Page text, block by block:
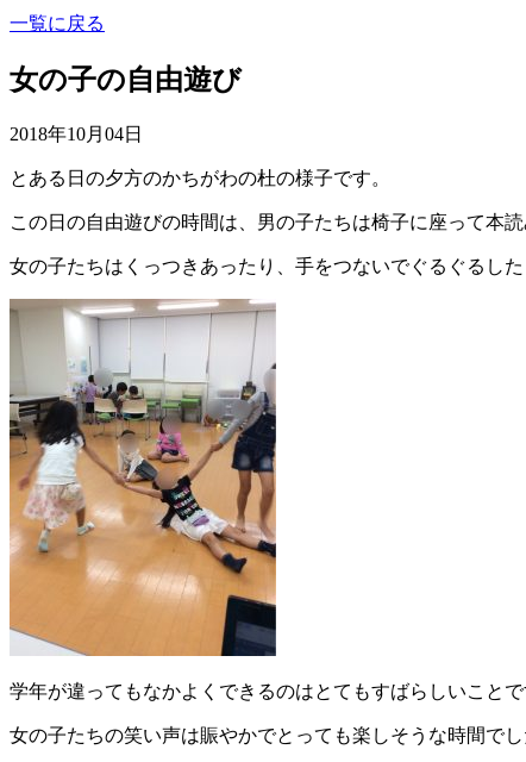
一覧に戻る
女の子の自由遊び
2018年10月04日
とある日の夕方のかちがわの杜の様子です。
この日の自由遊びの時間は、男の子たちは椅子に座って本読
女の子たちはくっつきあったり、手をつないでぐるぐるした
学年が違ってもなかよくできるのはとてもすばらしいことで
女の子たちの笑い声は賑やかでとっても楽しそうな時間でし